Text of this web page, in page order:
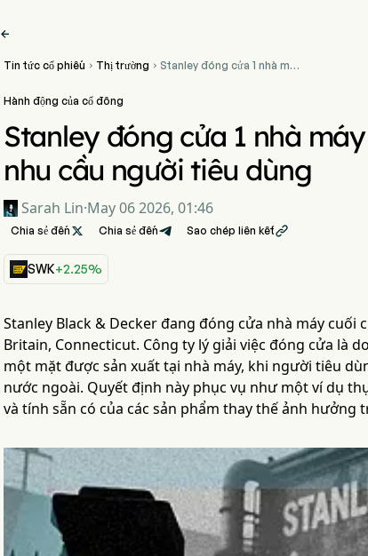

Tin tức cổ phiếu  Thị trường  Stanley đóng cửa 1 nhà máy
Hành động của cổ đông
Stanley đóng cửa 1 nhà
nhu cầu người tiêu dùng
Sarah Lin·May 06 2026, 01:46
Chia sẻ đến  Chia sẻ đến Sao chép liên kết
SWK+2.25%
Stanley Black & Decker đang đóng cửa nhà máy
Britain, Connecticut. Công ty lý giải việc đóng cửa là
một mặt được sản xuất tại nhà máy, khi người tiêu
nước ngoài. Quyết định này phục vụ như một ví dụ
và tính sẵn có của các sản phẩm thay thế ảnh